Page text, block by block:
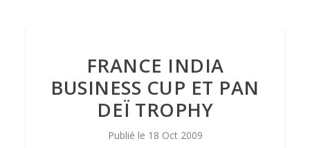
FRANCE INDIA
BUSINESS CUP ET PAN
DEÏ TROPHY
18 Oct 2009